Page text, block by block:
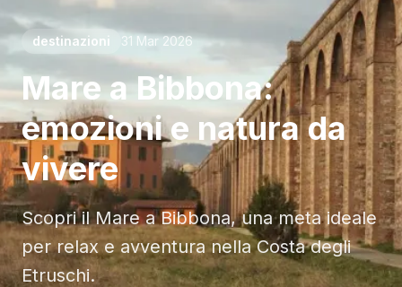
destinazioni 31 Mar 2026
Mare a Bibbona:
emozioni e natura da
vivere
Scopri il Mare a Bibbona, una meta ideale
per relax e avventura nella Costa degli
Etruschi.